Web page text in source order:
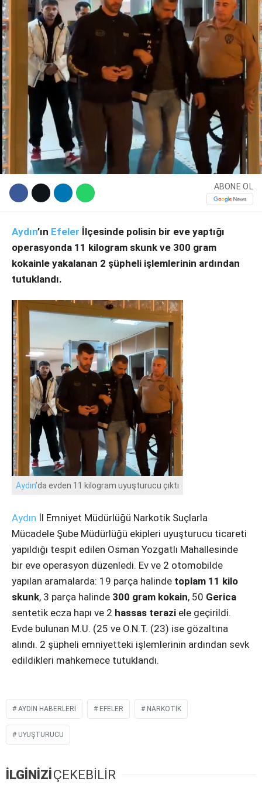
WhatsApp İhbar Hattı
Facebook
Instagram
Youtube
ABONE OL
Aydın’ın Efeler İlçesinde polisin bir eve yaptığı
operasyonda 11 kilogram skunk ve 300 gram
kokainle yakalanan 2 şüpheli işlemlerinin ardından
tutuklandı.
Aydın’da evden 11 kilogram uyuşturucu çıktı
Aydın İl Emniyet Müdürlüğü Narkotik Suçlarla
Mücadele Şube Müdürlüğü ekipleri uyuşturucu ticareti
yapıldığı tespit edilen Osman Yozgatlı Mahallesinde
bir eve operasyon düzenledi. Ev ve 2 otomobilde
yapılan aramalarda: 19 parça halinde toplam 11 kilo
skunk, 3 parça halinde 300 gram kokain, 50 Gerica
sentetik ecza hapı ve 2 hassas terazi ele geçirildi.
Evde bulunan M.U. (25 ve O.N.T. (23) ise gözaltına
alındı. 2 şüpheli emniyetteki işlemlerinin ardından sevk
edildikleri mahkemece tutuklandı.
AYDIN HABERLERI EFELER NARKOTIK
UYUŞTURUCU
İLGİNİZİÇEKEBİLİR